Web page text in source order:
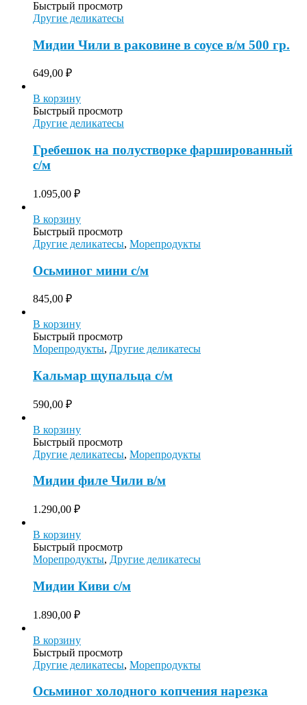
Быстрый просмотр
Другие деликатесы
Мидии Чили в раковине в соусе в/м 500 гр.
649,00 ₽
В корзину
Быстрый просмотр
Другие деликатесы
Гребешок на полустворке фаршированный
с/м
1.095,00 ₽
В корзину
Быстрый просмотр
Другие деликатесы, Морепродукты
Осьминог мини с/м
845,00 ₽
В корзину
Быстрый просмотр
Морепродукты, Другие деликатесы
Кальмар щупальца с/м
590,00 ₽
В корзину
Быстрый просмотр
Другие деликатесы, Морепродукты
Мидии филе Чили в/м
1.290,00 ₽
В корзину
Быстрый просмотр
Морепродукты, Другие деликатесы
Мидии Киви с/м
1.890,00 ₽
В корзину
Быстрый просмотр
Другие деликатесы, Морепродукты
Осьминог холодного копчения нарезка